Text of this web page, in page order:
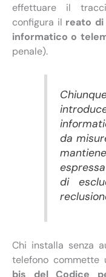
effettuare il
configura il reato di
informatico o
penale).
da
di
Chi installa senza
telefono commette
bis del Codice